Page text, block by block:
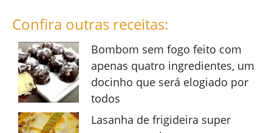
Confira outras receitas:
Bombom sem fogo feito com
apenas quatro ingredientes, um
docinho que será elogiado por
todos
Lasanha de frigideira super